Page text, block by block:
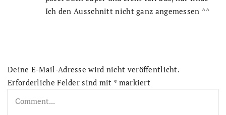
Ich den Ausschnitt nicht ganz angemessen ^^
Deine E-Mail-Adresse wird nicht veröffentlicht.
Erforderliche Felder sind mit * markiert